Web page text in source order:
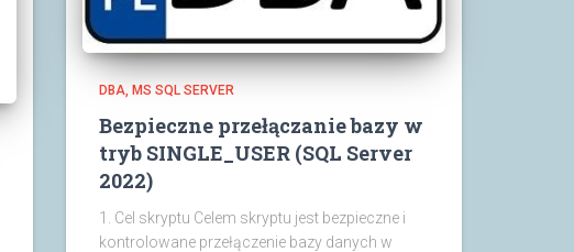
DBA MS SQL SERVER
Bezpieczne przełączanie bazy w
tryb SINGLE_USER (SQL Server
2022)
1. Cel skryptu Celem skryptu jest bezpieczne i
kontrolowane przełączenie bazy danych w